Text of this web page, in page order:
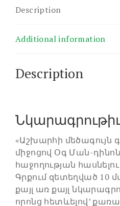
Description
Additional information
Description
«Աշխարհի մեծագույն
միջոցով Օգ Ման-
հաջողության
Գրքում զետեղված 10
քայլ առ քայլ
որոնց հետևելով’